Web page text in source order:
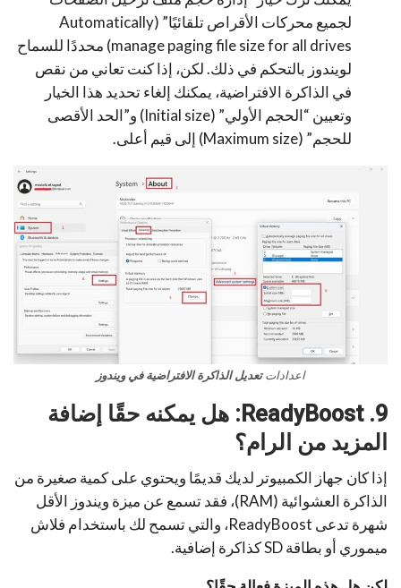
لجميع محركات الأقراص تلقائيًا” (Automatically
manage paging file size for all drives) محددًا للسماح
لويندوز بالتحكم في ذلك. لكن، إذا كنت تعاني من نقص
في الذاكرة الافتراضية، يمكنك إلغاء تحديد هذا الخيار
وتعيين “الحجم الأولي” (Initial size) و”الحد الأقصى
للحجم” (Maximum size) إلى قيم أعلى.
اعداداتتعديل الذاكرة الافتراضية في ويندوز
9. ReadyBoost: هل يمكنه حقًا إضافة
المزيد من الرام؟
إذا كان جهاز الكمبيوتر لديك قديمًا ويحتوي على كمية صغيرة من
الذاكرة العشوائية (RAM)، فقد تسمع عن ميزة ويندوز الأقل
شهرة تدعى ReadyBoost، والتي تسمح لك باستخدام فلاش
ميموري أو بطاقة SD كذاكرة إضافية.